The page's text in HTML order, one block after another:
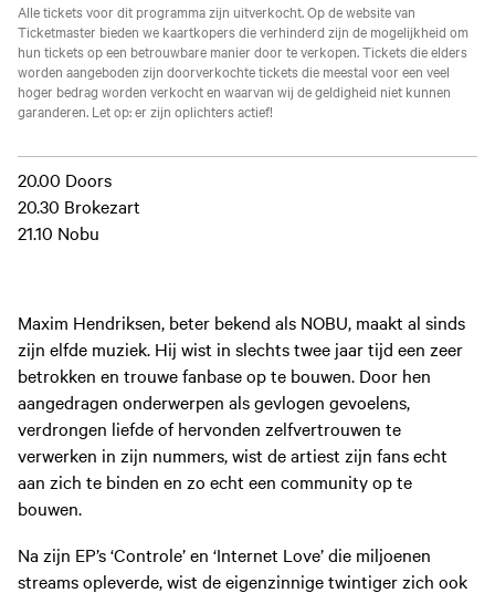
Alle tickets voor dit programma zijn uitverkocht. Op de website van
Ticketmaster bieden we kaartkopers die verhinderd zijn de mogelijkheid om
hun tickets op een betrouwbare manier door te verkopen. Tickets die elders
worden aangeboden zijn doorverkochte tickets die meestal voor een veel
hoger bedrag worden verkocht en waarvan wij de geldigheid niet kunnen
garanderen. Let op: er zijn oplichters actief!
20.00 Doors
20.30 Brokezart
21.10 Nobu
Maxim Hendriksen, beter bekend als NOBU, maakt al sinds
zijn elfde muziek. Hij wist in slechts twee jaar tijd een zeer
betrokken en trouwe fanbase op te bouwen. Door hen
aangedragen onderwerpen als gevlogen gevoelens,
verdrongen liefde of hervonden zelfvertrouwen te
verwerken in zijn nummers, wist de artiest zijn fans echt
aan zich te binden en zo echt een community op te
bouwen.
Na zijn EP’s ‘Controle’ en ‘Internet Love’ die miljoenen
streams opleverde, wist de eigenzinnige twintiger zich ook